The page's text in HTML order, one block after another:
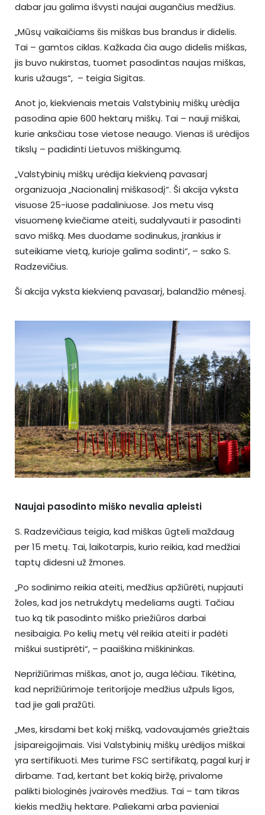
dabar jau galima išvysti naujai augančius medžius.
„Mūsų vaikaičiams šis miškas bus brandus ir didelis.
Tai – gamtos ciklas. Kažkada čia augo didelis miškas,
jis buvo nukirstas, tuomet pasodintas naujas miškas,
kuris užaugs“, – teigia Sigitas.
Anot jo, kiekvienais metais Valstybinių miškų urėdija
pasodina apie 600 hektarų miškų. Tai – nauji miškai,
kurie anksčiau tose vietose neaugo. Vienas iš urėdijos
tikslų – padidinti Lietuvos miškingumą.
„Valstybinių miškų urėdija kiekvieną pavasarį
organizuoja „Nacionalinį miškasodį“. Ši akcija vyksta
visuose 25-iuose padaliniuose. Jos metu visą
visuomenę kviečiame ateiti, sudalyvauti ir pasodinti
savo mišką. Mes duodame sodinukus, įrankius ir
suteikiame vietą, kurioje galima sodinti“, – sako S.
Radzevičius.
Ši akcija vyksta kiekvieną pavasarį, balandžio mėnesį.
Naujai pasodinto miško nevalia apleisti
S. Radzevičiaus teigia, kad miškas ūgteli maždaug
per 15 metų. Tai, laikotarpis, kurio reikia, kad medžiai
taptų didesni už žmones.
„Po sodinimo reikia ateiti, medžius apžiūrėti, nupjauti
žoles, kad jos netrukdytų medeliams augti. Tačiau
tuo ką tik pasodinto miško priežiūros darbai
nesibaigia. Po kelių metų vėl reikia ateiti ir padėti
miškui sustiprėti“, – paaiškina miškininkas.
Neprižiūrimas miškas, anot jo, auga lėčiau. Tikėtina,
kad neprižiūrimoje teritorijoje medžius užpuls ligos,
tad jie gali pražūti.
„Mes, kirsdami bet kokį mišką, vadovaujamės griežtais
įsipareigojimais. Visi Valstybinių miškų urėdijos miškai
yra sertifikuoti. Mes turime FSC sertifikatą, pagal kurį ir
dirbame. Tad, kertant bet kokią biržę, privalome
palikti biologinės įvairovės medžius. Tai – tam tikras
kiekis medžių hektare. Paliekami arba pavieniai